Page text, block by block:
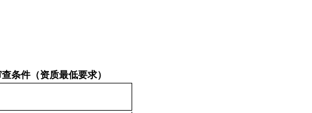
条件（资质最低要求）